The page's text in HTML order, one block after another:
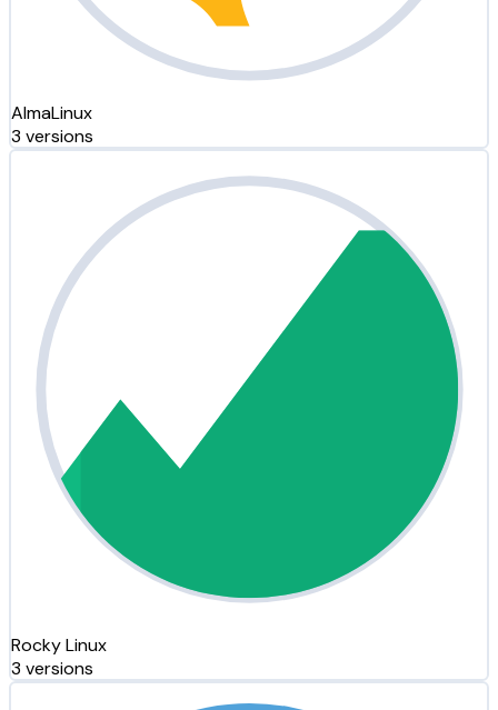
AlmaLinux
3 versions
Rocky Linux
3 versions